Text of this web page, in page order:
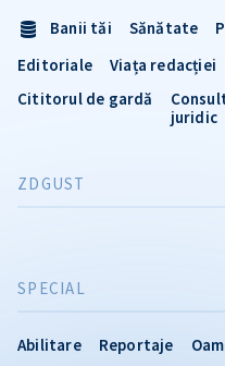
SPECIAL
Abilitare Reportaje
Banii tăi Sănătate
Editoriale
Viața redacției
Cititorul de gardă
juridic
ZDGUST